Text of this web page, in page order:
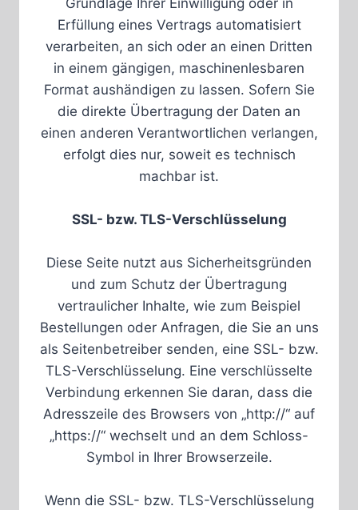
Grundlage Ihrer Einwilligung oder in
Erfüllung eines Vertrags automatisiert
verarbeiten, an sich oder an einen Dritten
in einem gängigen, maschinenlesbaren
Format aushändigen zu lassen. Sofern Sie
die direkte Übertragung der Daten an
einen anderen Verantwortlichen verlangen,
erfolgt dies nur, soweit es technisch
machbar ist.
SSL- bzw. TLS-Verschlüsselung
Diese Seite nutzt aus Sicherheitsgründen
und zum Schutz der Übertragung
vertraulicher Inhalte, wie zum Beispiel
Bestellungen oder Anfragen, die Sie an uns
als Seitenbetreiber senden, eine SSL- bzw.
TLS-Verschlüsselung. Eine verschlüsselte
Verbindung erkennen Sie daran, dass die
Adresszeile des Browsers von „http://“ auf
„https://“ wechselt und an dem Schloss-
Symbol in Ihrer Browserzeile.
Wenn die SSL- bzw. TLS-Verschlüsselung